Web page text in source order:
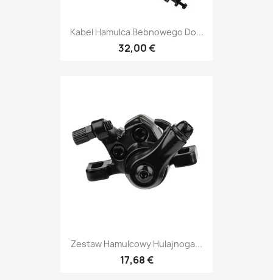
Kabel Hamulca Bebnowego Do...
32,00 €
Zestaw Hamulcowy Hulajnoga...
17,68 €